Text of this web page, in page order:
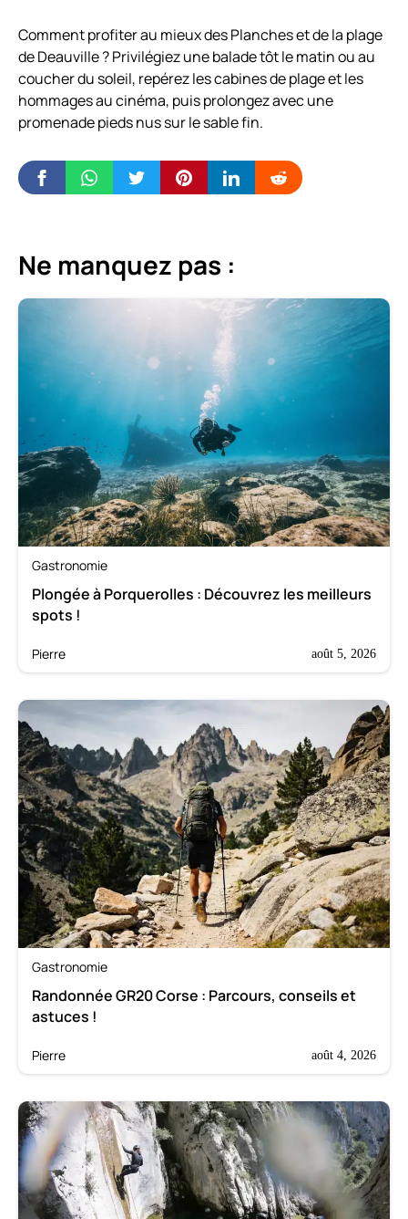
Comment profiter au mieux des Planches et de la plage
de Deauville ? Privilégiez une balade tôt le matin ou au
coucher du soleil, repérez les cabines de plage et les
hommages au cinéma, puis prolongez avec une
promenade pieds nus sur le sable fin.
Ne manquez pas :
Gastronomie
Plongée à Porquerolles : Découvrez les meilleurs
spots !
Pierre août 5, 2026
Gastronomie
Randonnée GR20 Corse : Parcours, conseils et
astuces !
Pierre août 4, 2026